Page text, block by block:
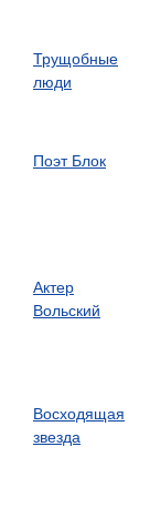
Трущобные
люди
Поэт Блок
Актер
Вольский
Восходящая
звезда